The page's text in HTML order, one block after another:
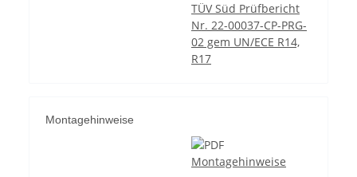
TÜV Süd Prüfbericht
Nr. 22-00037-CP-PRG-
02 gem UN/ECE R14,
R17
Montagehinweise
Montagehinweise